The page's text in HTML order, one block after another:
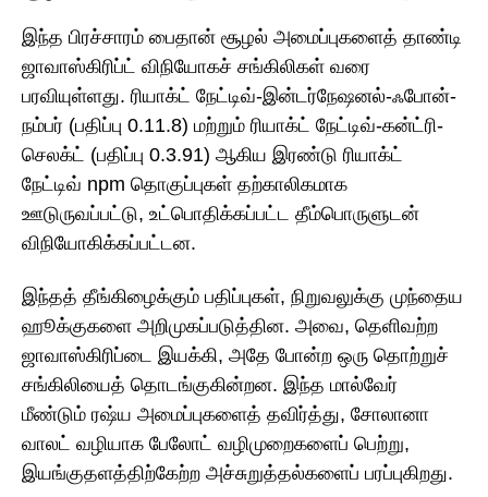
இந்த பிரச்சாரம் பைதான் சூழல் அமைப்புகளைத் தாண்டி
ஜாவாஸ்கிரிப்ட் விநியோகச் சங்கிலிகள் வரை
பரவியுள்ளது. ரியாக்ட் நேட்டிவ்-இன்டர்நேஷனல்-ஃபோன்-
நம்பர் (பதிப்பு 0.11.8) மற்றும் ரியாக்ட் நேட்டிவ்-கன்ட்ரி-
செலக்ட் (பதிப்பு 0.3.91) ஆகிய இரண்டு ரியாக்ட்
நேட்டிவ் npm தொகுப்புகள் தற்காலிகமாக
ஊடுருவப்பட்டு, உட்பொதிக்கப்பட்ட தீம்பொருளுடன்
விநியோகிக்கப்பட்டன.
இந்தத் தீங்கிழைக்கும் பதிப்புகள், நிறுவலுக்கு முந்தைய
ஹூக்குகளை அறிமுகப்படுத்தின. அவை, தெளிவற்ற
ஜாவாஸ்கிரிப்டை இயக்கி, அதே போன்ற ஒரு தொற்றுச்
சங்கிலியைத் தொடங்குகின்றன. இந்த மால்வேர்
மீண்டும் ரஷ்ய அமைப்புகளைத் தவிர்த்து, சோலானா
வாலட் வழியாக பேலோட் வழிமுறைகளைப் பெற்று,
இயங்குதளத்திற்கேற்ற அச்சுறுத்தல்களைப் பரப்புகிறது.